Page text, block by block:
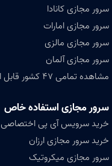
سرور مجازی کانادا
سرور مجازی امارات
سرور مجازی مالزی
سرور مجازی آلمان
مشاهده تمامی ۴۷ کشور قابل ارائه
سرور مجازی استفاده خاص
خرید سرویس آی پی اختصاصی
خرید سرور مجازی ارزان
سرور مجازی میکروتیک